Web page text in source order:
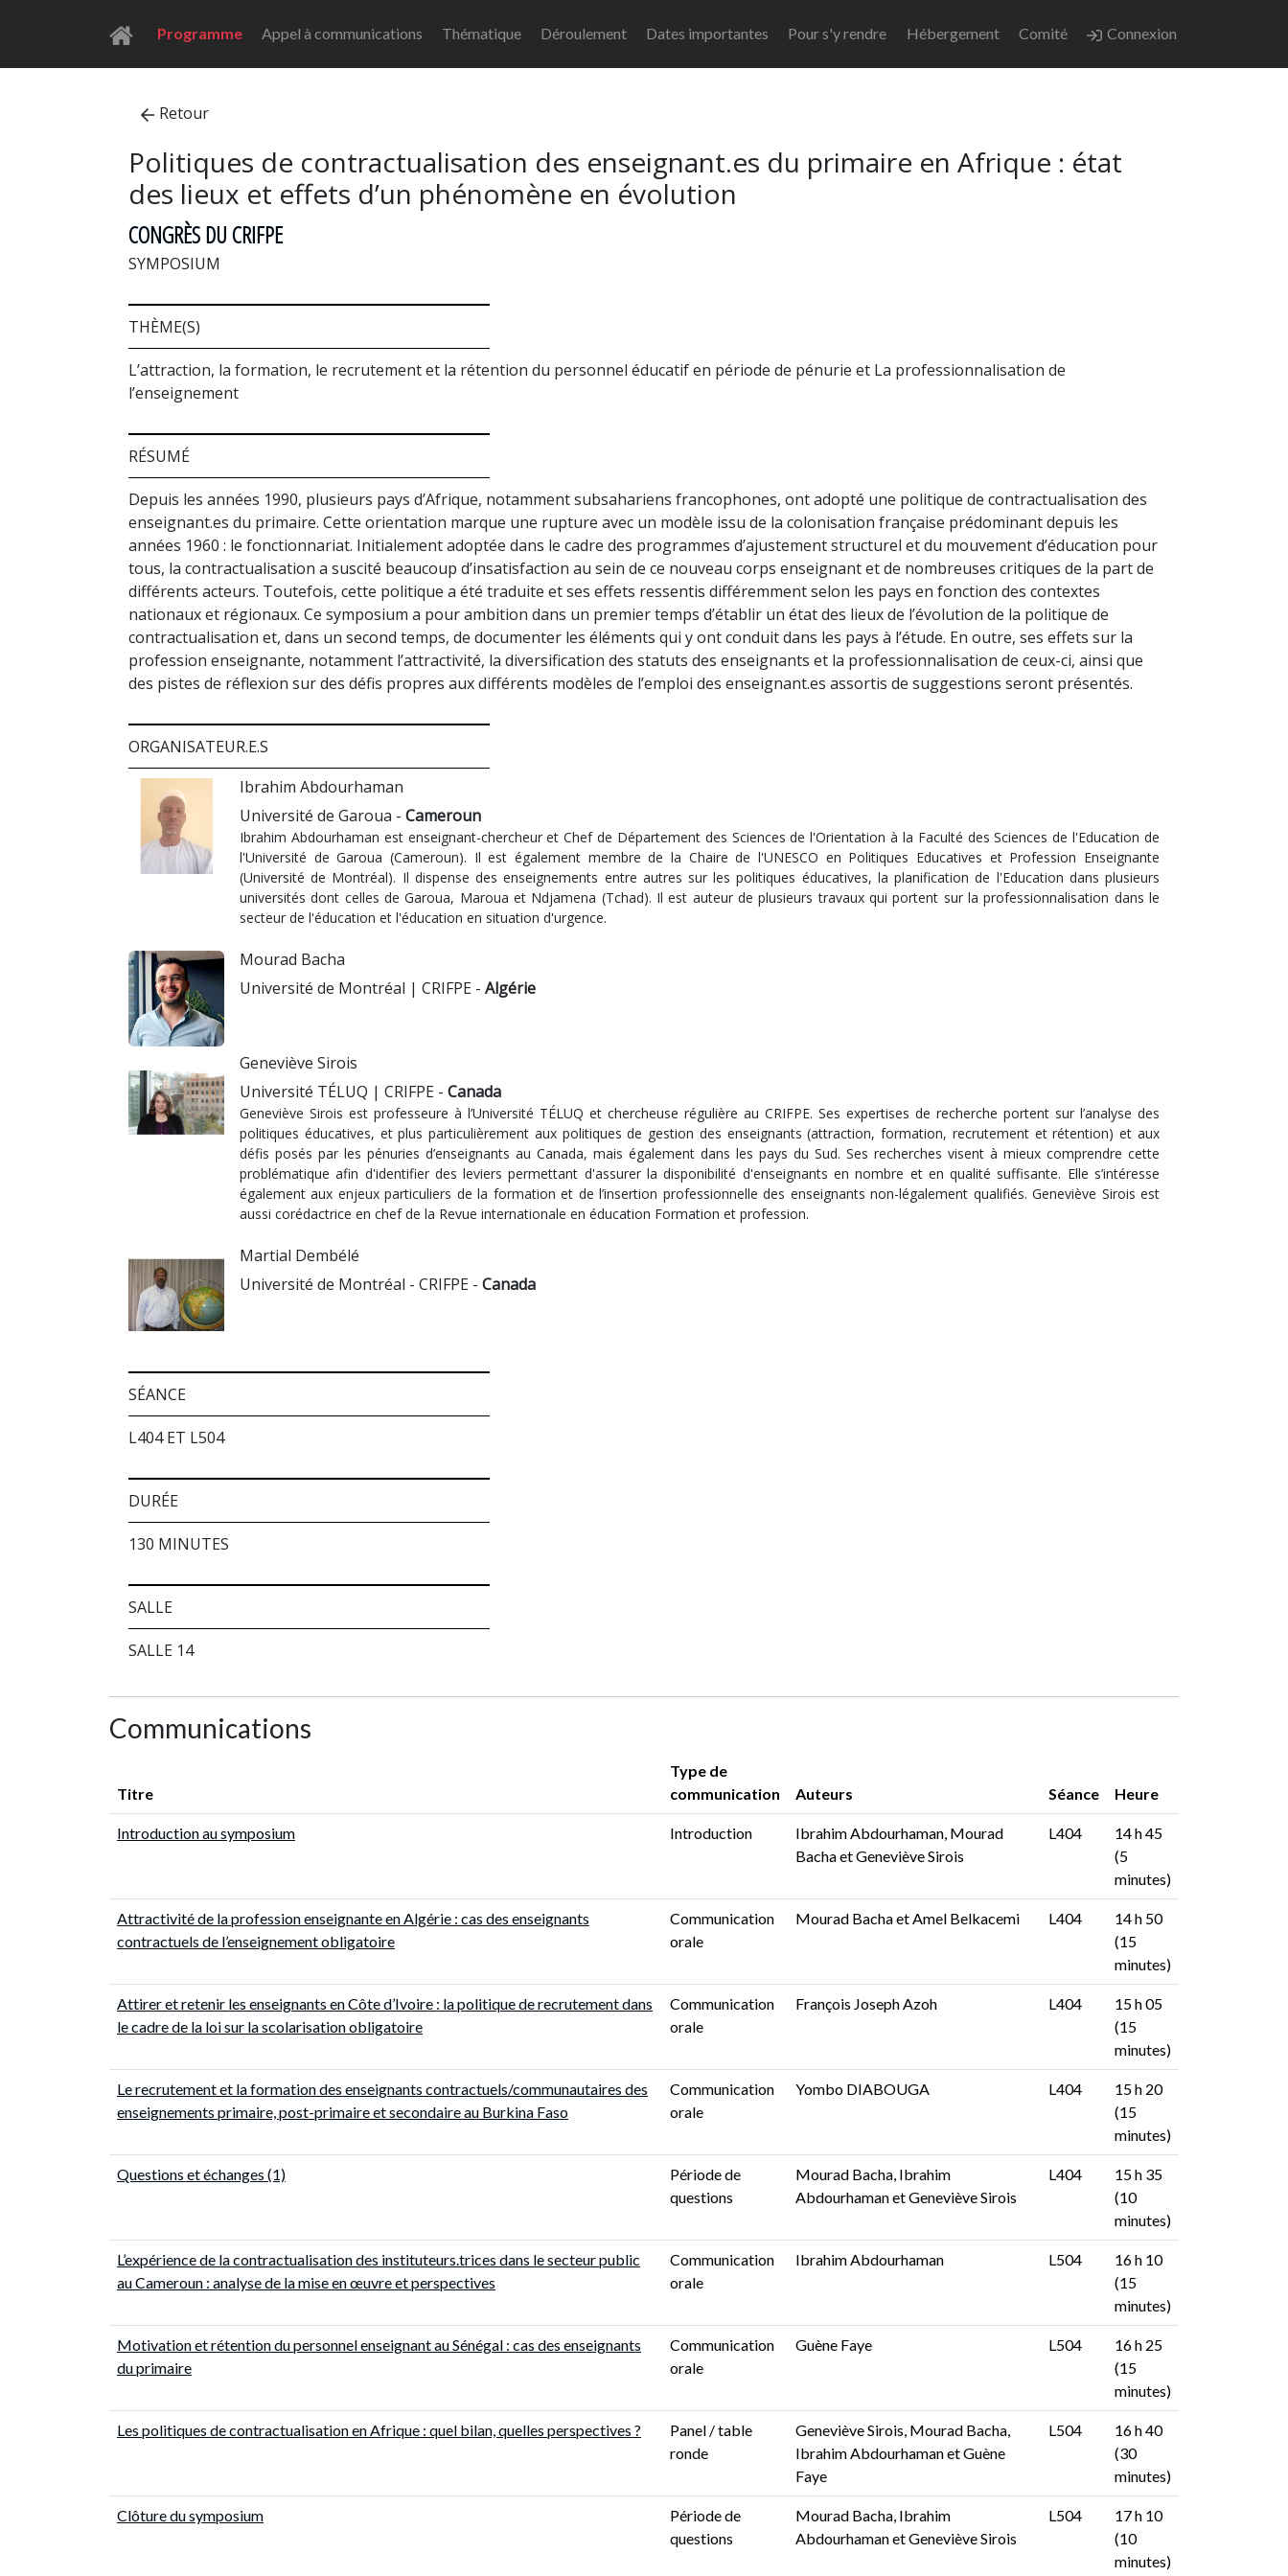
Programme Appel à communications Thématique Déroulement Dates importantes Pour s'y rendre Hébergement Comité Connexion
Retour
Politiques de contractualisation des enseignant.es du primaire en Afrique : état
des lieux et effets d’un phénomène en évolution
CONGRÈS DU CRIFPE
SYMPOSIUM
THÈME(S)
L’attraction, la formation, le recrutement et la rétention du personnel éducatif en période de pénurie et La professionnalisation de
l’enseignement
RÉSUMÉ
Depuis les années 1990, plusieurs pays d’Afrique, notamment subsahariens francophones, ont adopté une politique de contractualisation des
enseignant.es du primaire. Cette orientation marque une rupture avec un modèle issu de la colonisation française prédominant depuis les
années 1960 : le fonctionnariat. Initialement adoptée dans le cadre des programmes d’ajustement structurel et du mouvement d’éducation pour
tous, la contractualisation a suscité beaucoup d’insatisfaction au sein de ce nouveau corps enseignant et de nombreuses critiques de la part de
différents acteurs. Toutefois, cette politique a été traduite et ses effets ressentis différemment selon les pays en fonction des contextes
nationaux et régionaux. Ce symposium a pour ambition dans un premier temps d’établir un état des lieux de l’évolution de la politique de
contractualisation et, dans un second temps, de documenter les éléments qui y ont conduit dans les pays à l’étude. En outre, ses effets sur la
profession enseignante, notamment l’attractivité, la diversification des statuts des enseignants et la professionnalisation de ceux-ci, ainsi que
des pistes de réflexion sur des défis propres aux différents modèles de l’emploi des enseignant.es assortis de suggestions seront présentés.
ORGANISATEUR.E.S
Ibrahim Abdourhaman
Université de Garoua - Cameroun
Ibrahim Abdourhaman est enseignant-chercheur et Chef de Département des Sciences de l'Orientation à la Faculté des Sciences de l'Education de
l'Université de Garoua (Cameroun). Il est également membre de la Chaire de l'UNESCO en Politiques Educatives et Profession Enseignante
(Université de Montréal). Il dispense des enseignements entre autres sur les politiques éducatives, la planification de l'Education dans plusieurs
universités dont celles de Garoua, Maroua et Ndjamena (Tchad). Il est auteur de plusieurs travaux qui portent sur la professionnalisation dans le
secteur de l'éducation et l'éducation en situation d'urgence.
Mourad Bacha
Université de Montréal | CRIFPE - Algérie
Geneviève Sirois
Université TÉLUQ | CRIFPE - Canada
Geneviève Sirois est professeure à l’Université TÉLUQ et chercheuse régulière au CRIFPE. Ses expertises de recherche portent sur l’analyse des
politiques éducatives, et plus particulièrement aux politiques de gestion des enseignants (attraction, formation, recrutement et rétention) et aux
défis posés par les pénuries d’enseignants au Canada, mais également dans les pays du Sud. Ses recherches visent à mieux comprendre cette
problématique afin d'identifier des leviers permettant d'assurer la disponibilité d'enseignants en nombre et en qualité suffisante. Elle s’intéresse
également aux enjeux particuliers de la formation et de l’insertion professionnelle des enseignants non-légalement qualifiés. Geneviève Sirois est
aussi corédactrice en chef de la Revue internationale en éducation Formation et profession.
Martial Dembélé
Université de Montréal - CRIFPE - Canada
SÉANCE
L404 ET L504
DURÉE
130 MINUTES
SALLE
SALLE 14
Communications
Titre
Type de
communication
Auteurs Séance Heure
Introduction au symposium Introduction
Ibrahim Abdourhaman, Mourad
Bacha et Geneviève Sirois
L404
14 h 45
(5
minutes)
Attractivité de la profession enseignante en Algérie : cas des enseignants
contractuels de l’enseignement obligatoire
Communication
orale
Mourad Bacha et Amel Belkacemi L404
14 h 50
(15
minutes)
Attirer et retenir les enseignants en Côte d’Ivoire : la politique de recrutement dans
le cadre de la loi sur la scolarisation obligatoire
Communication
orale
François Joseph Azoh L404
15 h 05
(15
minutes)
Le recrutement et la formation des enseignants contractuels/communautaires des
enseignements primaire, post-primaire et secondaire au Burkina Faso
Communication
orale
Yombo DIABOUGA L404
15 h 20
(15
minutes)
Questions et échanges (1)
Période de
questions
Mourad Bacha, Ibrahim
Abdourhaman et Geneviève Sirois
L404
15 h 35
(10
minutes)
L’expérience de la contractualisation des instituteurs.trices dans le secteur public
au Cameroun : analyse de la mise en œuvre et perspectives
Communication
orale
Ibrahim Abdourhaman L504
16 h 10
(15
minutes)
Motivation et rétention du personnel enseignant au Sénégal : cas des enseignants
du primaire
Communication
orale
Guène Faye L504
16 h 25
(15
minutes)
Les politiques de contractualisation en Afrique : quel bilan, quelles perspectives ?
Panel / table
ronde
Geneviève Sirois, Mourad Bacha,
Ibrahim Abdourhaman et Guène
Faye
L504
16 h 40
(30
minutes)
Clôture du symposium
Période de
questions
Mourad Bacha, Ibrahim
Abdourhaman et Geneviève Sirois
L504
17 h 10
(10
minutes)